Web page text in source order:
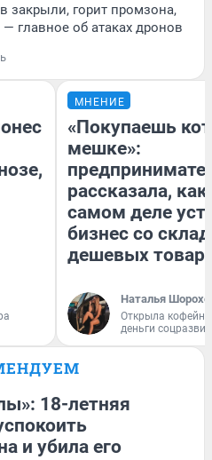
закрыли, горит промзона,
главное об атаках дронов
МНЕНИЕ
«Покупаешь
мешке»:
рассказала, как
самом деле
бизнес со
дешевых
Наталья
Открыла
деньги
18-летняя
и убила его